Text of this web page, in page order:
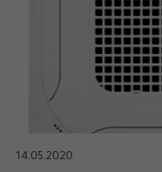
14.05.2020